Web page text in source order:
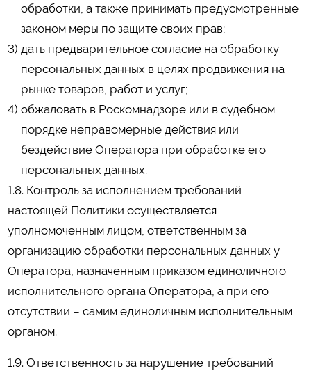
обработки, а также принимать предусмотренные
законом меры по защите своих прав;
дать предварительное согласие на обработку
персональных данных в целях продвижения на
рынке товаров, работ и услуг;
обжаловать в Роскомнадзоре или в судебном
порядке неправомерные действия или
бездействие Оператора при обработке его
персональных данных.
1.8. Контроль за исполнением требований
настоящей Политики осуществляется
уполномоченным лицом, ответственным за
организацию обработки персональных данных у
Оператора, назначенным приказом единоличного
исполнительного органа Оператора, а при его
отсутствии – самим единоличным исполнительным
органом.
1.9. Ответственность за нарушение требований